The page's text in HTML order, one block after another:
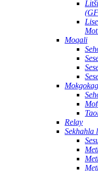
Moqali
Relay
Sekhahla